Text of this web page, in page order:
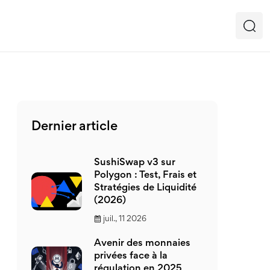
Dernier article
SushiSwap v3 sur
Polygon : Test, Frais et
Stratégies de Liquidité
(2026)
juil., 11 2026
Avenir des monnaies
privées face à la